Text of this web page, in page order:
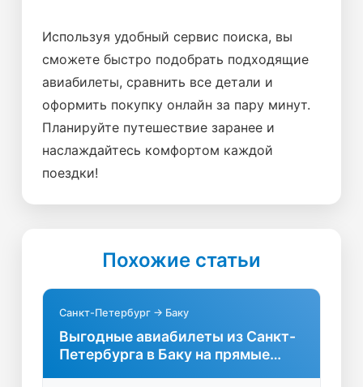
Используя удобный сервис поиска, вы
сможете быстро подобрать подходящие
авиабилеты, сравнить все детали и
оформить покупку онлайн за пару минут.
Планируйте путешествие заранее и
наслаждайтесь комфортом каждой
поездки!
Похожие статьи
Санкт-Петербург → Баку
Выгодные авиабилеты из Санкт-
Петербурга в Баку на прямые